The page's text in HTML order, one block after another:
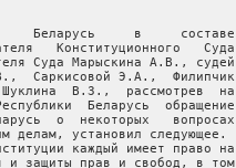
Беларусь     в     составе
Конституционного   Суда
Суда Марыскина А.В., судей
Саркисовой Э.А.,  Филипчик
В.З.,  рассмотрев  на
Беларусь  обращение
о  некоторых   вопросах
делам, установил следующее.
каждый имеет право на
и защиты прав и свобод, в том